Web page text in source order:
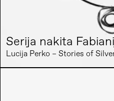
Serija nakita
Lucija Perko – Stories of